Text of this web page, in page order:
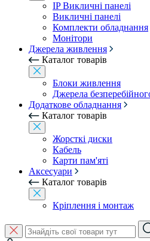
IP Викличні панелі
Викличні панелі
Комплекти обладнання
Монітори
Джерела живлення
Каталог товарів
Блоки живлення
Джерела
Додаткове обладнання
Каталог товарів
Жорсткі диски
Кабель
Карти пам'яті
Аксесуари
Каталог товарів
Кріплення і монтаж